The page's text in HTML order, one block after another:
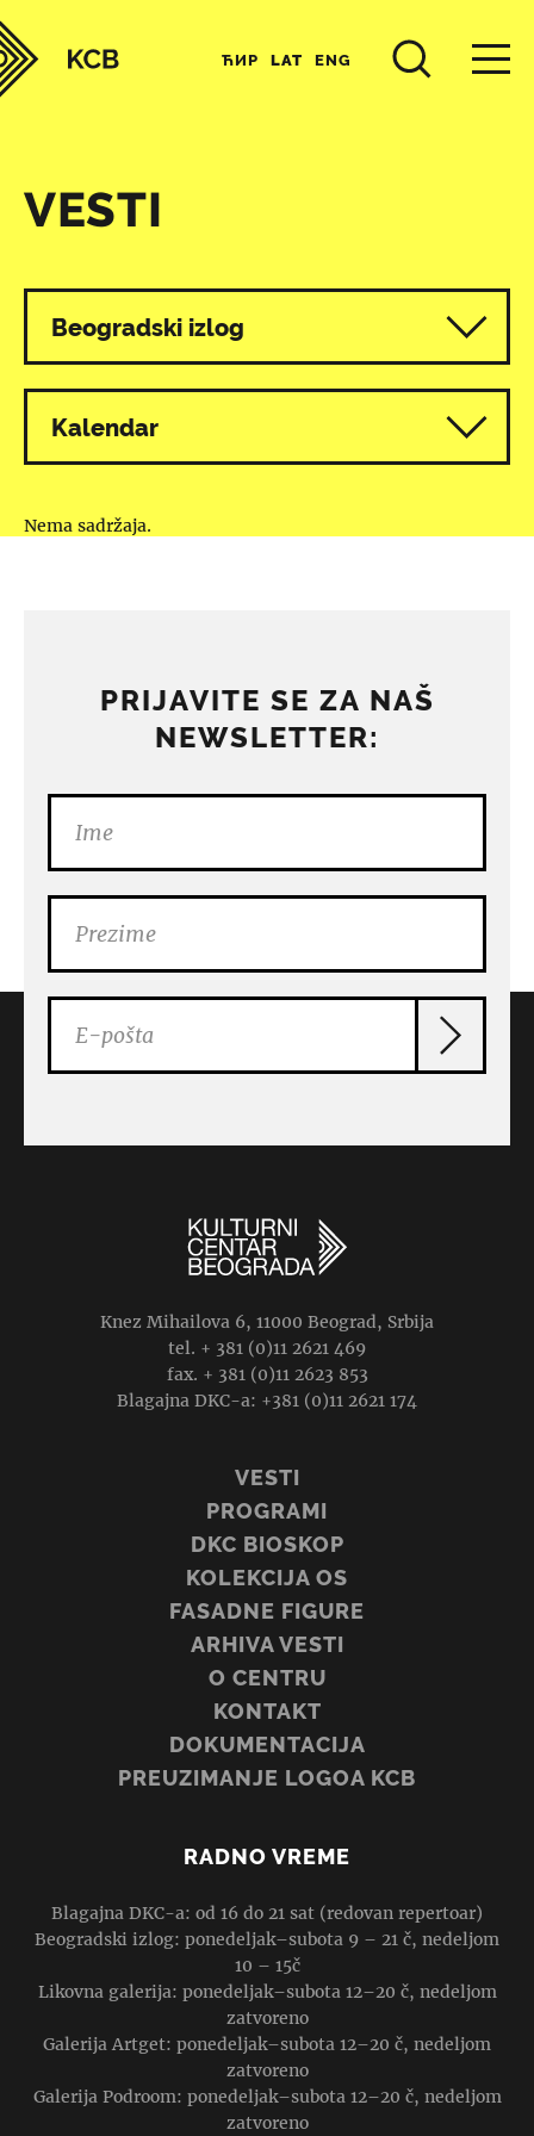
ЋИР LAT ENG
VESTI
Svi programi
Beogradski izlog
Kalendar
Nema sadržaja.
PRIJAVITE SE ZA NAŠ
NEWSLETTER:
Knez Mihailova 6, 11000 Beograd, Srbija
tel. + 381 (0)11 2621 469
fax. + 381 (0)11 2623 853
Blagajna DKC-a: +381 (0)11 2621 174
VESTI
PROGRAMI
DKC BIOSKOP
KOLEKCIJA OS
FASADNE FIGURE
ARHIVA VESTI
O CENTRU
KONTAKT
DOKUMENTACIJA
PREUZIMANJE LOGOA KCB
RADNO VREME
Blagajna DKC-a: od 16 do 21 sat (redovan repertoar)
Beogradski izlog: ponedeljak–subota 9 – 21 č, nedeljom
10 – 15č
Likovna galerija: ponedeljak–subota 12–20 č, nedeljom
zatvoreno
Galerija Artget: ponedeljak–subota 12–20 č, nedeljom
zatvoreno
Galerija Podroom: ponedeljak–subota 12–20 č, nedeljom
zatvoreno